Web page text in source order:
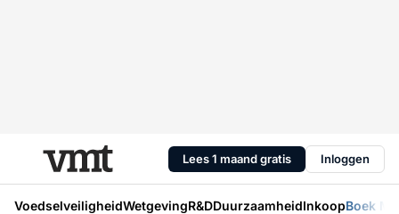
Lees 1 maand gratis Inloggen
VoedselveiligheidWetgevingR&DDuurzaamheidInkoopBoek